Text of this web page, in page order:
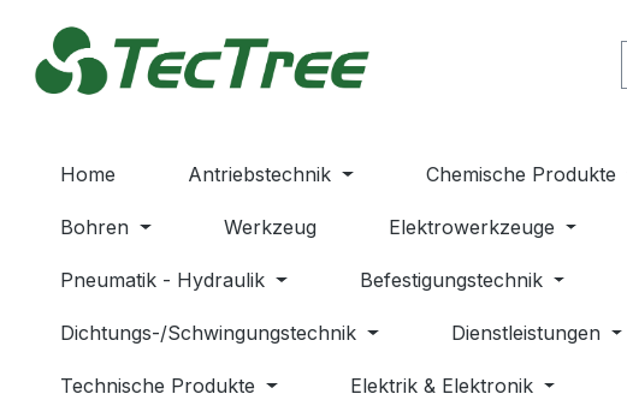
Hauptinhalt springen
Zur Suche springen
Zur Hauptnavigation springen
Home Antriebstechnik Chemische Produkte
Bohren Werkzeug Elektrowerkzeuge
Pneumatik - Hydraulik Befestigungstechnik
Dichtungs-/Schwingungstechnik Dienstleistungen
Technische Produkte Elektrik & Elektronik